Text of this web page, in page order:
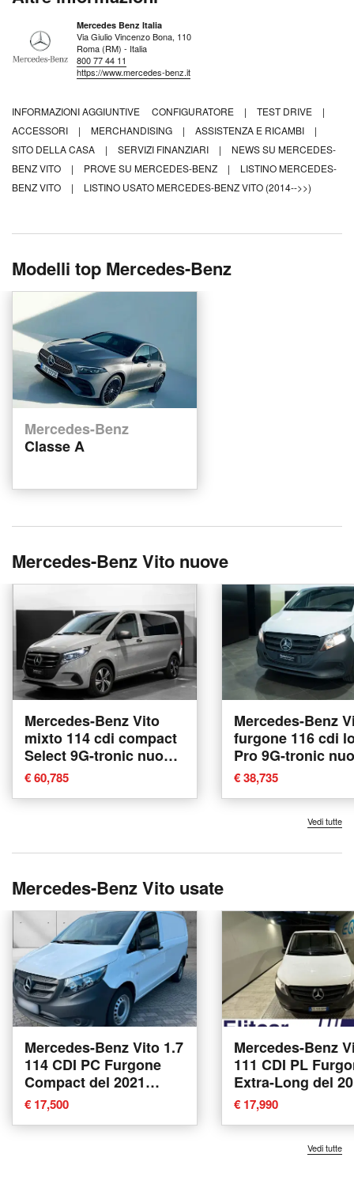
Mercedes Benz Italia
Via Giulio Vincenzo Bona, 110
Roma (RM) - Italia
800 77 44 11
https://www.mercedes-benz.it
INFORMAZIONI AGGIUNTIVE CONFIGURATORE | TEST DRIVE
|
ACCESSORI
| MERCHANDISING | ASSISTENZA E RICAMBI
|
SITO DELLA CASA
| SERVIZI FINANZIARI |
NEWS SU MERCEDES-
BENZ VITO
| PROVE SU MERCEDES-BENZ |
LISTINO MERCEDES-
BENZ VITO
| LISTINO USATO MERCEDES-BENZ VITO (2014-->>)
Modelli top Mercedes-Benz
Mercedes-Benz
Classe A
Mercedes-Benz Vito nuove
Mercedes-Benz Vito
mixto 114 cdi compact
Select 9G-tronic nuova
a Ancona
€ 60,785
Mercedes-Benz
furgone 116 cdi
Pro 9G-tronic
Ancona
€ 38,735
Vedi tutte
Mercedes-Benz Vito usate
Mercedes-Benz Vito 1.7
114 CDI PC Furgone
Compact del 2021
usata
€ 17,500
Mercedes-Benz
111 CDI PL
Extra-Long del
usata a Magenta
€ 17,990
Vedi tutte